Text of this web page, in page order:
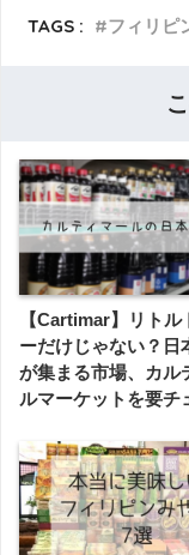
TAGS :
フィリピ
【Cartimar】リトル
ーだけじゃない？日
が集まる市場、カル
ルマーケットを要チ